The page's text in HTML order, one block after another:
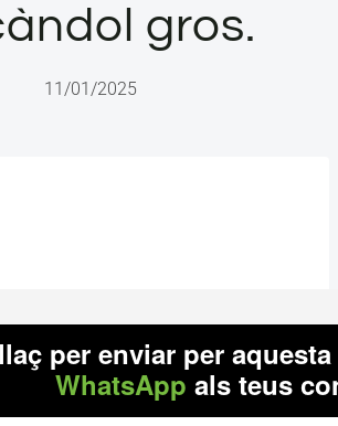
gros.
11/01/2025
per enviar per
WhatsApp als teus